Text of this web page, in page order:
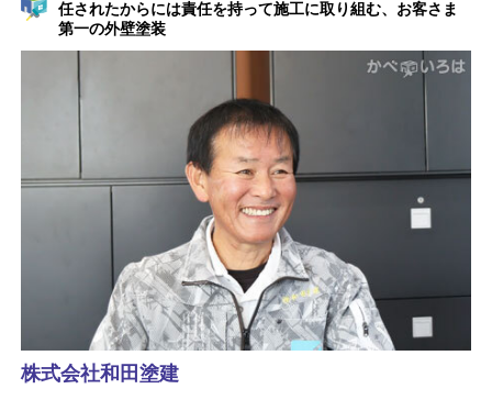
任されたからには責任を持って施工に取り組む、お客さま
第一の外壁塗装
株式会社和田塗建